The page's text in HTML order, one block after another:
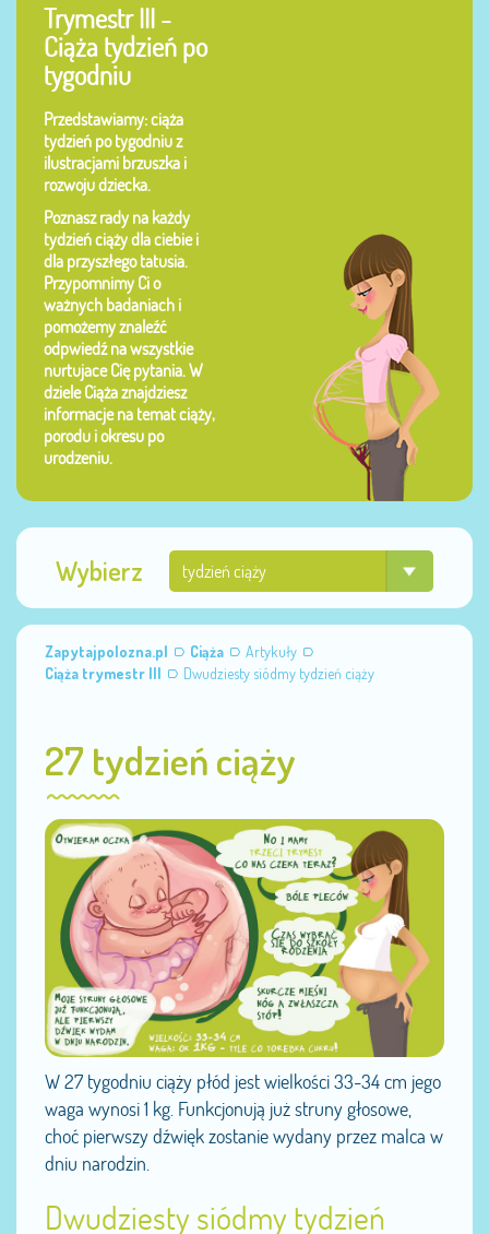
Trymestr III -
Ciąża tydzień po
tygodniu
Przedstawiamy: ciąża
tydzień po tygodniu z
ilustracjami brzuszka i
rozwoju dziecka.
Poznasz rady na każdy
tydzień ciąży dla ciebie i
dla przyszłego tatusia.
Przypomnimy Ci o
ważnych badaniach i
pomożemy znaleźć
odpwiedź na wszystkie
nurtujace Cię pytania. W
dziele Ciąża znajdziesz
informacje na temat ciąży,
porodu i okresu po
urodzeniu.
Wybierz
Zapytajpolozna.pl Ciąża
Artykuły
Ciąża trymestr III
Dwudziesty siódmy tydzień ciąży
27 tydzień ciąży
W 27 tygodniu ciąży płód jest wielkości 33-34 cm jego
waga wynosi 1 kg. Funkcjonują już struny głosowe,
choć pierwszy dźwięk zostanie wydany przez malca w
dniu narodzin.
Dwudziesty siódmy tydzień